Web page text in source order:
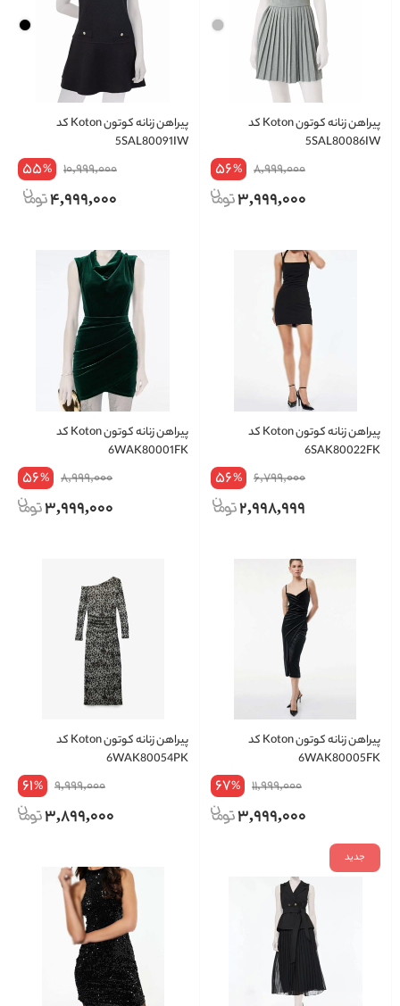
پیراهن زنانه کوتون Koton کد
5SAL80086IW
8,999,000
56%
3,999,000
پیراهن زنانه کوتون Koton کد
5SAL80091IW
10,999,000
55%
4,999,000
پیراهن زنانه کوتون Koton کد
6SAK80022FK
6,799,000
56%
2,998,999
پیراهن زنانه کوتون Koton کد
6WAK80001FK
8,999,000
56%
3,999,000
پیراهن زنانه کوتون Koton کد
6WAK80005FK
11,999,000
67%
3,999,000
پیراهن زنانه کوتون Koton کد
6WAK80054PK
9,999,000
61%
3,899,000
جدید